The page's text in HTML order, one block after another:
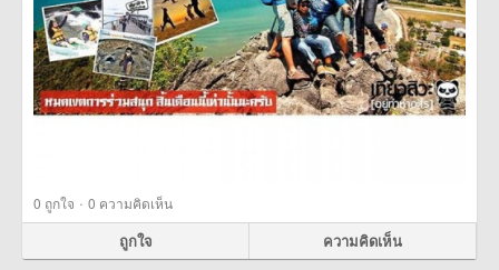
0 ถูกใจ · 0 ความคิดเห็น
ถูกใจ ความคิดเห็น